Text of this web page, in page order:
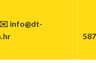
✉️ info@dt-
587